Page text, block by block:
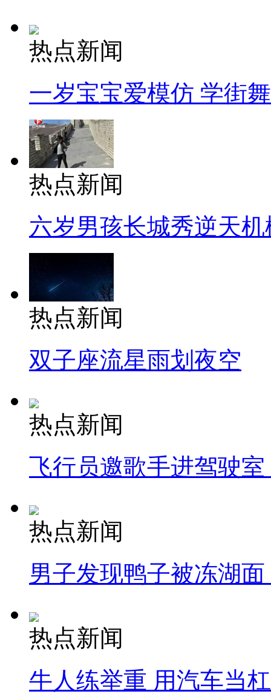
热点新闻
一岁宝宝爱模仿 学街
热点新闻
六岁男孩长城秀逆天机
热点新闻
双子座流星雨划夜空
热点新闻
飞行员邀歌手进驾驶
热点新闻
男子发现鸭子被冻湖
热点新闻
牛人练举重 用汽车当